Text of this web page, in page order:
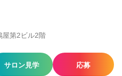
屋第2ビル2階
サロン見学 応募